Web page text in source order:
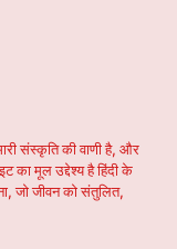
संस्कृति की वाणी है, और
का मूल उद्देश्य है हिंदी के
जो जीवन को संतुलित,